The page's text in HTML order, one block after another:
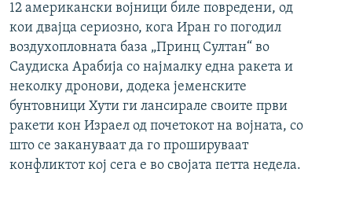
12 американски војници биле повредени, од
кои двајца сериозно, кога Иран го погодил
воздухопловната база „Принц Султан“ во
Саудиска Арабија со најмалку една ракета и
неколку дронови, додека јеменските
бунтовници Хути ги лансирале своите први
ракети кон Израел од почетокот на војната, со
што се закануваат да го прошируваат
конфликтот кој сега е во својата петта недела.